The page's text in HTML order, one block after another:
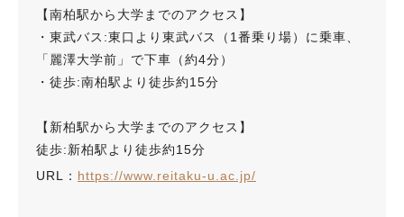
【南柏駅から大学までのアクセス】
・東武バス:東口より東武バス（1番乗り場）に乗車、
「麗澤大学前」で下車（約4分）
・徒歩:南柏駅より徒歩約15分
【新柏駅から大学までのアクセス】
徒歩:新柏駅より徒歩約15分
URL： https://www.reitaku-u.ac.jp/